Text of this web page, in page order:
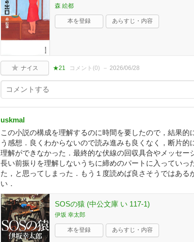
森 絵都
本を登録 あらすじ・内容
ナイス ★21 コメント(0) 2026/06/28
uskmal
この小説の構成を理解するのに時間を要したので，結果的
う感想．良くわからないので読み進みも良くなく，断片的
理解ができなかった．最終的な伏線の回収具合やメッセー
長い前振りを理解しないうちに締めのパートに入っていっ
た，と思ってしまった．もう１度読めば良さそうではある
い．
SOSの猿 (中公文庫 い 117-1)
伊坂 幸太郎
本を登録 あらすじ・内容